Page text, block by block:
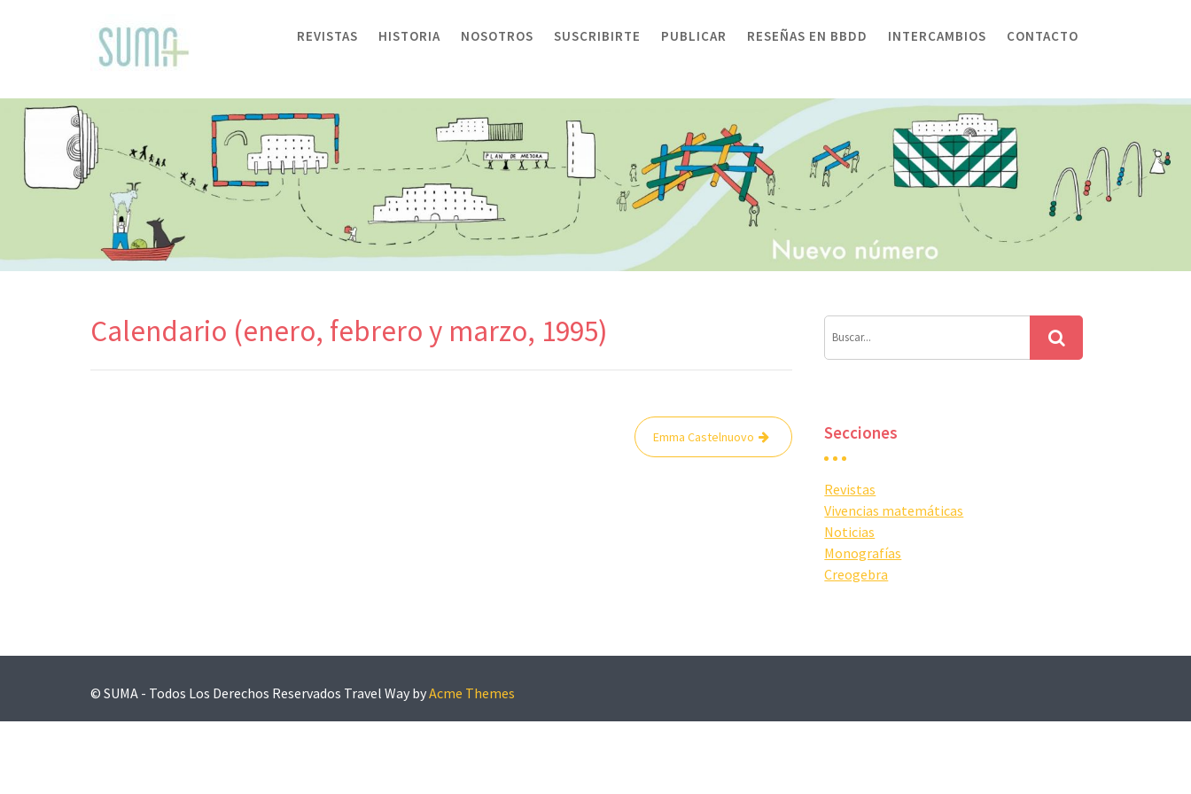
REVISTAS HISTORIA NOSOTROS SUSCRIBIRTE PUBLICAR RESEÑAS EN BBDD INTERCAMBIOS CONTACTO
Calendario (enero, febrero y marzo, 1995)
Emma Castelnuovo Secciones
Revistas
Vivencias matemáticas
Noticias
Monografías
Creogebra
© SUMA - Todos Los Derechos Reservados Travel Way byAcme Themes